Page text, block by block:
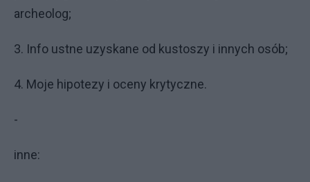
archeolog;
3. Info ustne uzyskane od kustoszy i innych osób;
4. Moje hipotezy i oceny krytyczne.
-
inne: